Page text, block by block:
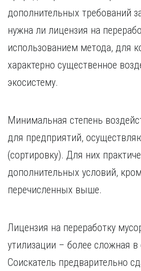
дополнительных требований
нужна ли лицензия на
использованием метода, для
характерно существенное
экосистему.
Минимальная степень
для предприятий,
(сортировку). Для них
дополнительных условий,
перечисленных выше.
Лицензия на переработку
утилизации – более сложная
Соискатель предварительно